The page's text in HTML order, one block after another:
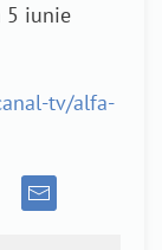
5 iunie
tv/alfa-